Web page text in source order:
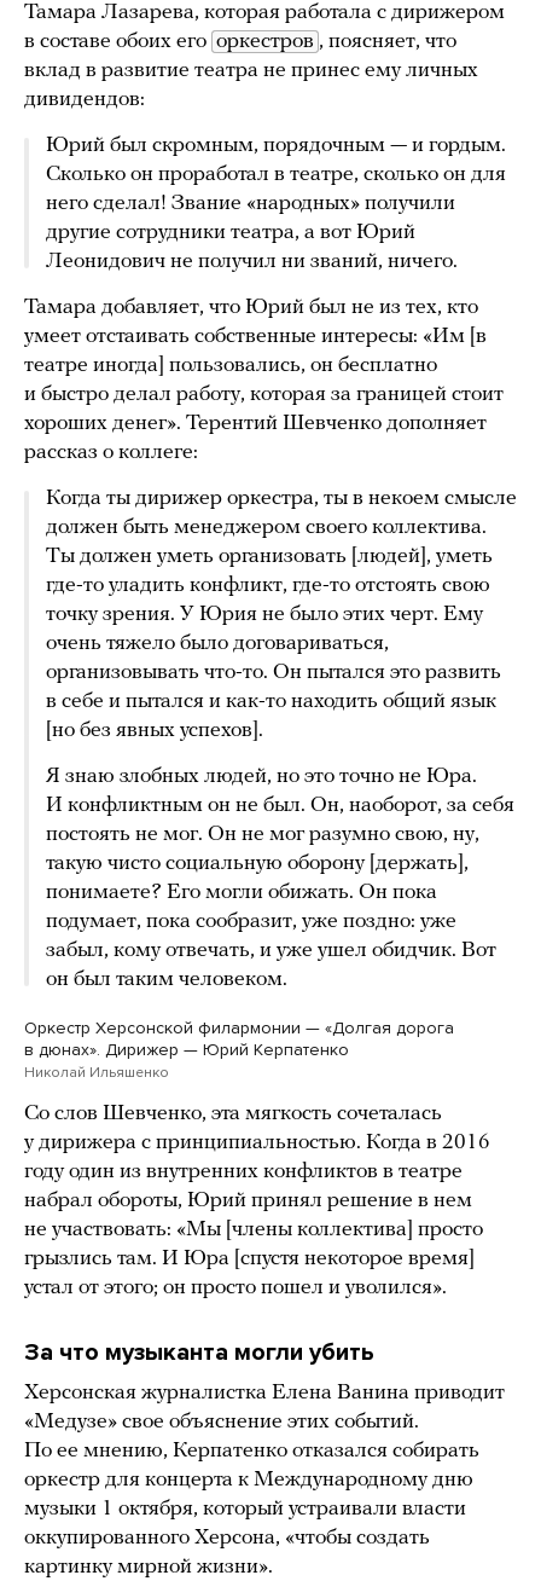
Тамара Лазарева, которая работала с дирижером
в составе обоих его оркестров , поясняет, что
вклад в развитие театра не принес ему личных
дивидендов:
Юрий был скромным, порядочным — и гордым.
Сколько он проработал в театре, сколько он для
него сделал! Звание «народных» получили
другие сотрудники театра, а вот Юрий
Леонидович не получил ни званий, ничего.
Тамара добавляет, что Юрий был не из тех, кто
умеет отстаивать собственные интересы: «Им [в
театре иногда] пользовались, он бесплатно
и быстро делал работу, которая за границей стоит
хороших денег». Терентий Шевченко дополняет
рассказ о коллеге:
Когда ты дирижер оркестра, ты в некоем смысле
должен быть менеджером своего коллектива.
Ты должен уметь организовать [людей], уметь
где-то уладить конфликт, где-то отстоять свою
точку зрения. У Юрия не было этих черт. Ему
очень тяжело было договариваться,
организовывать что-то. Он пытался это развить
в себе и пытался и как-то находить общий язык
[но без явных успехов].
Я знаю злобных людей, но это точно не Юра.
И конфликтным он не был. Он, наоборот, за себя
постоять не мог. Он не мог разумно свою, ну,
такую чисто социальную оборону [держать],
понимаете? Его могли обижать. Он пока
подумает, пока сообразит, уже поздно: уже
забыл, кому отвечать, и уже ушел обидчик. Вот
он был таким человеком.
Оркестр Херсонской филармонии — «Долгая дорога
в дюнах». Дирижер — Юрий Керпатенко
Николай Ильяшенко
Со слов Шевченко, эта мягкость сочеталась
у дирижера с принципиальностью. Когда в 2016
году один из внутренних конфликтов в театре
набрал обороты, Юрий принял решение в нем
не участвовать: «Мы [члены коллектива] просто
грызлись там. И Юра [спустя некоторое время]
устал от этого; он просто пошел и уволился».
За что музыканта могли убить
Херсонская журналистка Елена Ванина приводит
«Медузе» свое объяснение этих событий.
По ее мнению, Керпатенко отказался собирать
оркестр для концерта к Международному дню
музыки 1 октября, который устраивали власти
оккупированного Херсона, «чтобы создать
картинку мирной жизни».